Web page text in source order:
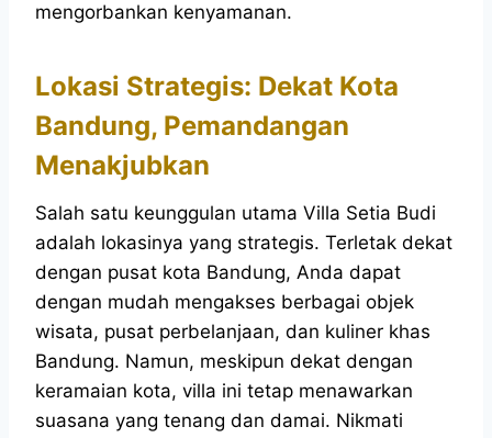
mengorbankan kenyamanan.
Lokasi Strategis: Dekat Kota
Bandung, Pemandangan
Menakjubkan
Salah satu keunggulan utama Villa Setia Budi
adalah lokasinya yang strategis. Terletak dekat
dengan pusat kota Bandung, Anda dapat
dengan mudah mengakses berbagai objek
wisata, pusat perbelanjaan, dan kuliner khas
Bandung. Namun, meskipun dekat dengan
keramaian kota, villa ini tetap menawarkan
suasana yang tenang dan damai. Nikmati